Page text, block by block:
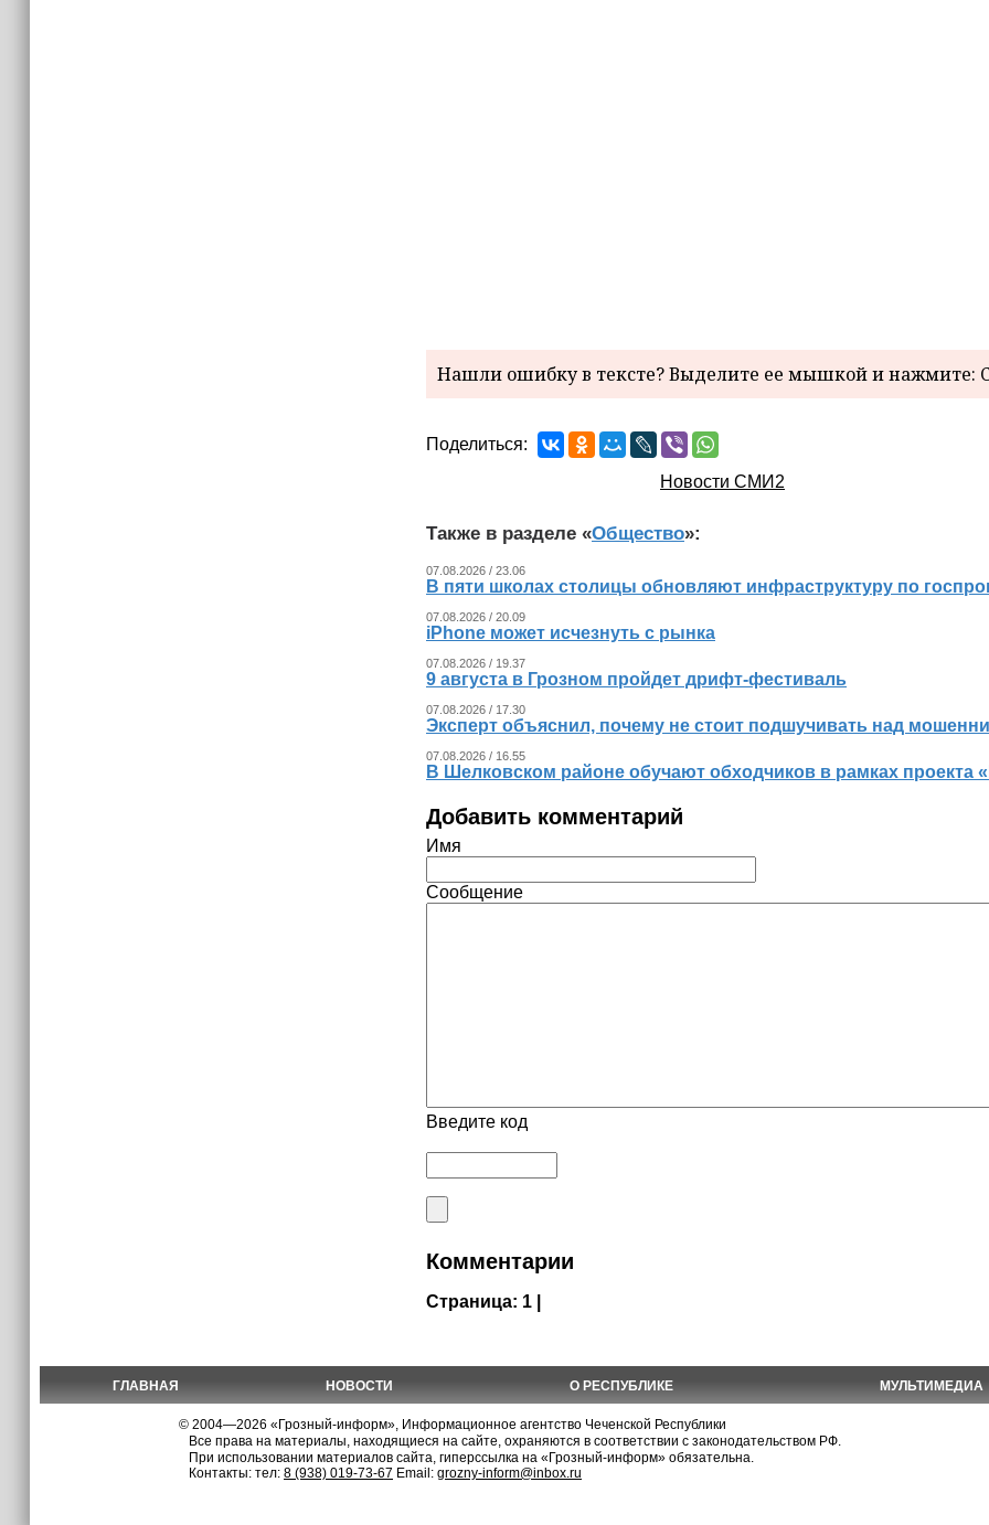
Нашли ошибку в тексте? Выделите ее мышкой и нажмите:
Поделиться:
Новости СМИ2
Также в разделе «Общество»:
07.08.2026 / 23.06
В пяти школах столицы обновляют инфраструктуру по
07.08.2026 / 20.09
iPhone может исчезнуть с рынка
07.08.2026 / 19.37
9 августа в Грозном пройдет дрифт-фестиваль
07.08.2026 / 17.30
Эксперт объяснил, почему не стоит подшучивать над
07.08.2026 / 16.55
В Шелковском районе обучают обходчиков в рамках
Добавить комментарий
Имя
Сообщение
Введите код
Комментарии
Страница: 1 |
ГЛАВНАЯ НОВОСТИ О РЕСПУБЛИКЕ МУЛЬТИМЕДИА
© 2004—2026 «Грозный-информ», Информационное агентство Чеченской Республики
Все права на материалы, находящиеся на сайте, охраняются в соответствии с законодательством РФ.
При использовании материалов сайта, гиперссылка на «Грозный-информ» обязательна.
Контакты: тел: 8 (938) 019-73-67 Email: grozny-inform@inbox.ru